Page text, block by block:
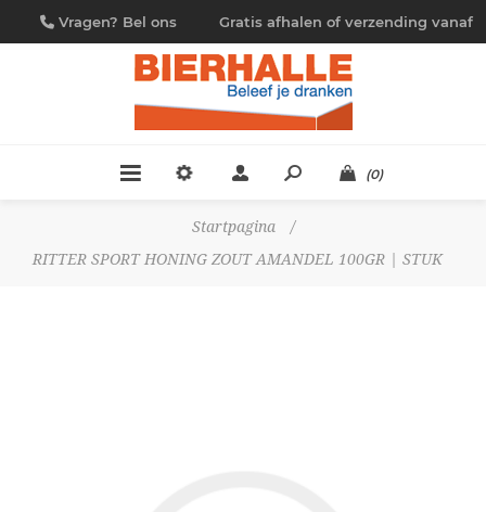
Vragen? Bel ons
09/230.88.44
Gratis afhalen of verzending vanaf
€ 4,95
(0)
Startpagina
/
RITTER SPORT HONING ZOUT AMANDEL 100GR | STUK